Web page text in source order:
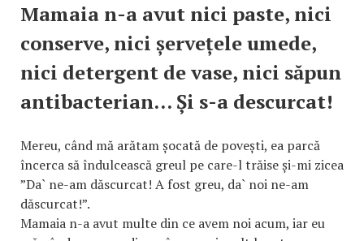
Mamaia n-a avut nici paste, nici
conserve, nici șervețele umede,
nici detergent de vase, nici săpun
antibacterian... Și s-a descurcat!
Mereu, când mă arătam șocată de povești, ea parcă
încerca să îndulcească greul pe care-l trăise și-mi zicea
”Da` ne-am dăscurcat! A fost greu, da` noi ne-am
dăscurcat!”.
Mamaia n-a avut multe din ce avem noi acum, iar eu